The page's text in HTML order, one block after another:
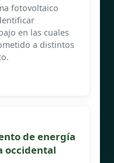
fotovoltaico
en las cuales
a distintos
de energía
occidental